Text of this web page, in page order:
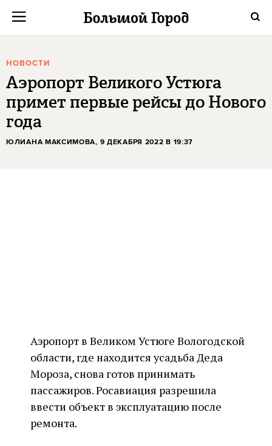
НОВОСТИ
Аэропорт Великого Устюга
примет первые рейсы до Нового
года
ЮЛИАНА МАКСИМОВА, 9 ДЕКАБРЯ 2022 В 19:37
Аэропорт в Великом Устюге Вологодской
области, где находится усадьба Деда
Мороза, снова готов принимать
пассажиров. Росавиация разрешила
ввести объект в эксплуатацию после
ремонта.